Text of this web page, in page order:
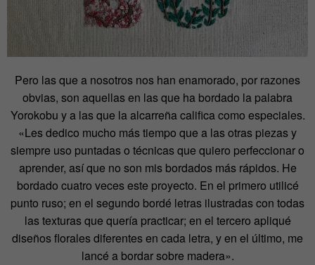
Pero las que a nosotros nos han enamorado, por razones
obvias, son aquellas en las que ha bordado la palabra
Yorokobu y a las que la alcarreña califica como especiales.
«Les dedico mucho más tiempo que a las otras piezas y
siempre uso puntadas o técnicas que quiero perfeccionar o
aprender, así que no son mis bordados más rápidos. He
bordado cuatro veces este proyecto. En el primero utilicé
punto ruso; en el segundo bordé letras ilustradas con todas
las texturas que quería practicar; en el tercero apliqué
diseños florales diferentes en cada letra, y en el último, me
lancé a bordar sobre madera».